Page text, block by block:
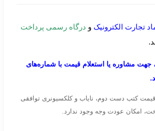
تجارت الکترونیک و درگاه رسمی پرداخت
جهت مشاوره یا استعلام قیمت با شماره‌های
کتب دست دوم، نایاب و کلکسیونری توافقی
امکان عودت وجه وجود ندارد.